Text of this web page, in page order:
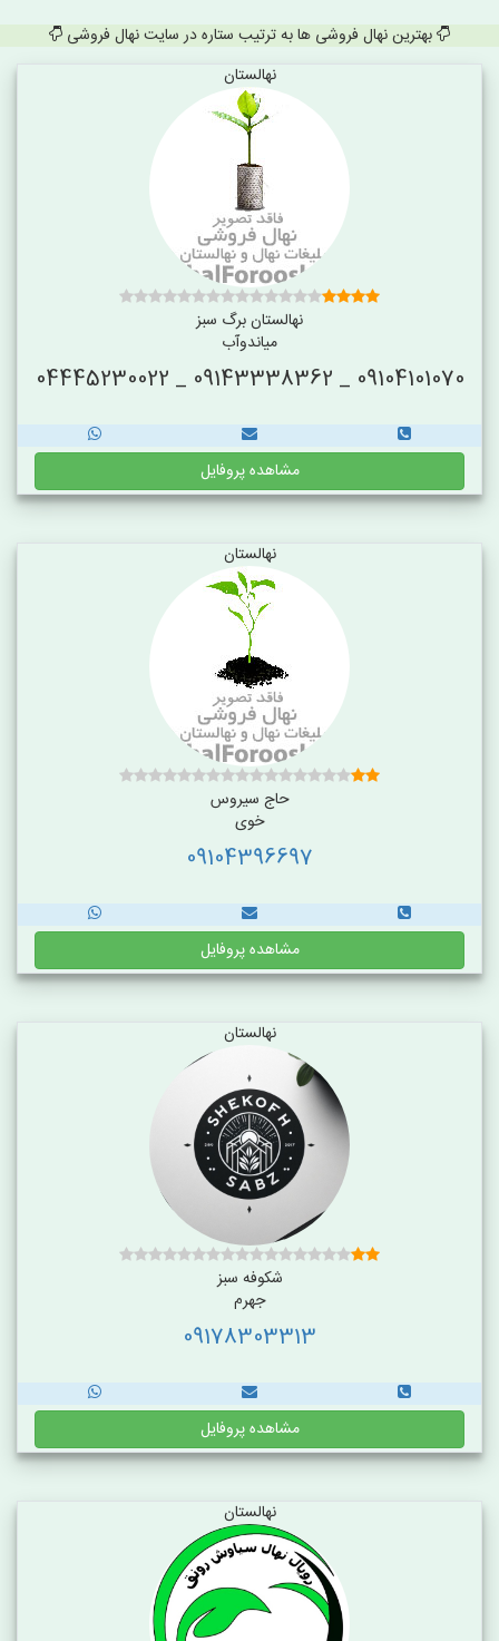
بهترین نهال فروشی ها به ترتیب ستاره در سایت نهال فروشی
نهالستان
نهالستان برگ سبز
میاندوآب
09104101070 _ 09143338362 _ 04445230022
مشاهده پروفایل
نهالستان
حاج سیروس
خوی
09104396697
مشاهده پروفایل
نهالستان
شکوفه سبز
جهرم
09178303313
مشاهده پروفایل
نهالستان